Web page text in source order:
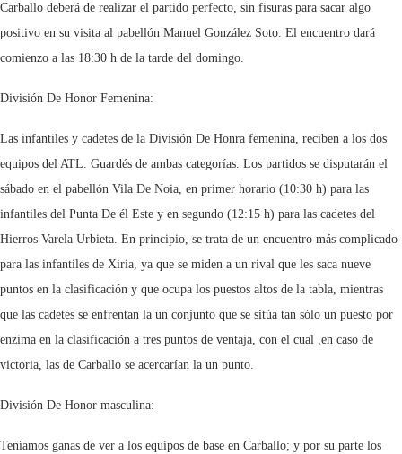
Carballo deberá de realizar el partido perfecto, sin fisuras para sacar algo
positivo en su visita al pabellón Manuel González Soto. El encuentro dará
comienzo a las 18:30 h de la tarde del domingo.
División De Honor Femenina:
Las infantiles y cadetes de la División De Honra femenina, reciben a los dos
equipos del ATL. Guardés de ambas categorías. Los partidos se disputarán el
sábado en el pabellón Vila De Noia, en primer horario (10:30 h) para las
infantiles del Punta De él Este y en segundo (12:15 h) para las cadetes del
Hierros Varela Urbieta. En principio, se trata de un encuentro más complicado
para las infantiles de Xiria, ya que se miden a un rival que les saca nueve
puntos en la clasificación y que ocupa los puestos altos de la tabla, mientras
que las cadetes se enfrentan la un conjunto que se sitúa tan sólo un puesto por
enzima en la clasificación a tres puntos de ventaja, con el cual ,en caso de
victoria, las de Carballo se acercarían la un punto.
División De Honor masculina:
Teníamos ganas de ver a los equipos de base en Carballo; y por su parte los